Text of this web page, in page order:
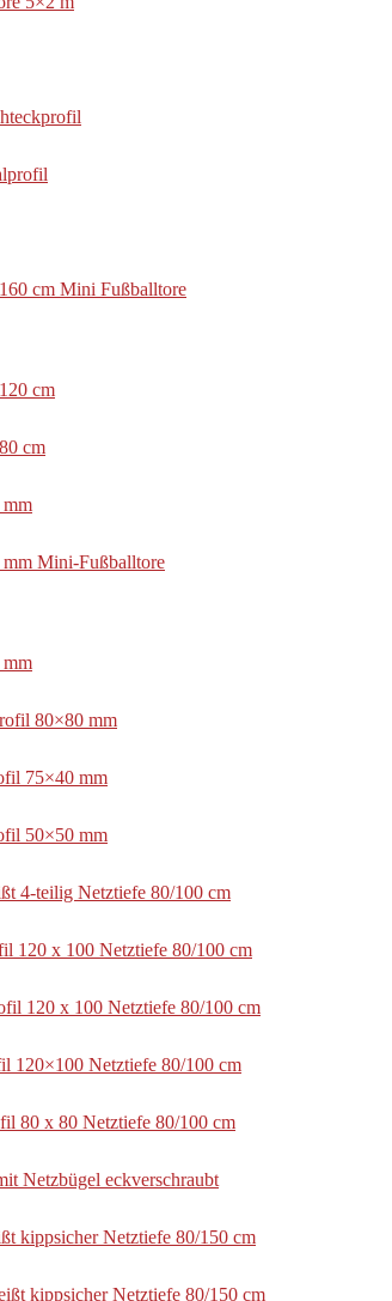
cm Mini Fußballtore
cm
cm
Mini-Fußballtore
80×80 mm
75×40 mm
50×50 mm
4-teilig Netztiefe 80/100 cm
120 x 100 Netztiefe 80/100 cm
120 x 100 Netztiefe 80/100 cm
120×100 Netztiefe 80/100 cm
80 x 80 Netztiefe 80/100 cm
Netzbügel eckverschraubt
kippsicher Netztiefe 80/150 cm
kippsicher Netztiefe 80/150 cm